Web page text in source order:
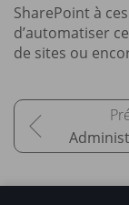
SharePoint à
d’automatiser
de sites ou